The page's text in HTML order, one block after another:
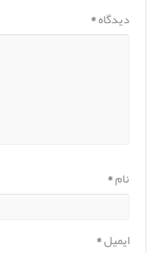
دیدگاه*
نام*
ایمیل*